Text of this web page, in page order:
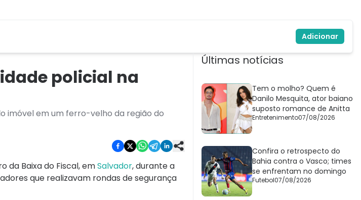
Adicionar
policial na
imóvel em um ferro-velho da região do
da Baixa do Fiscal, emSalvador, durante a
que realizavam rondas de segurança
Últimas notícias
Tem o molho? Quem é
Danilo Mesquita, ator baiano
suposto romance de Anitta
Entretenimento07/08/2026
Confira o retrospecto do
Bahia contra o Vasco; times
se enfrentam no domingo
Futebol07/08/2026